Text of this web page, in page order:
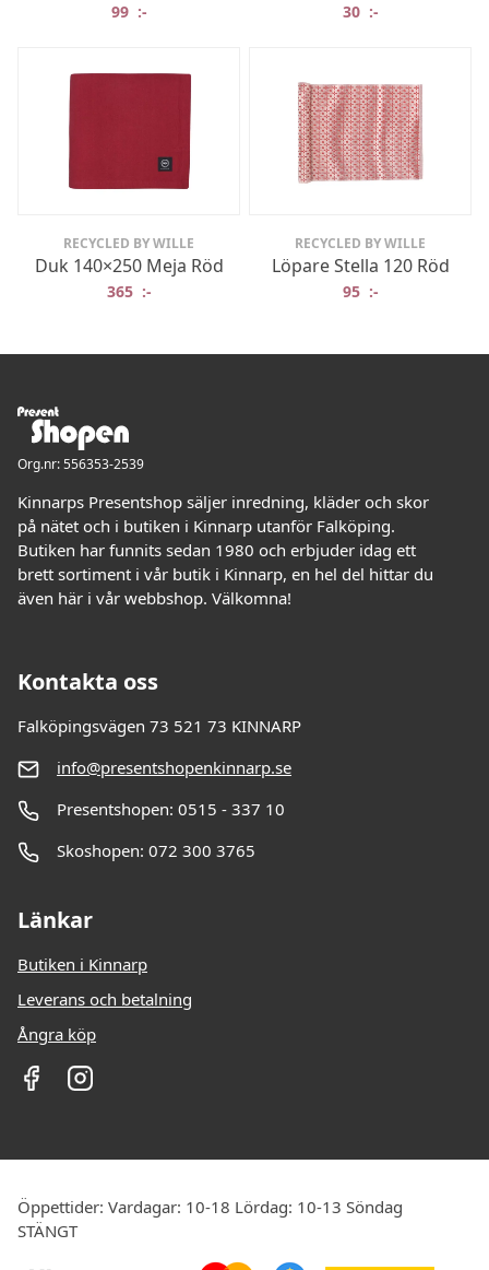
99 :- 30 :-
RECYCLED BY WILLE
Duk 140×250 Meja Röd
365 :-
RECYCLED BY WILLE
Löpare Stella 120 Röd
95 :-
Org.nr: 556353-2539
Kinnarps Presentshop säljer inredning, kläder och skor
på nätet och i butiken i Kinnarp utanför Falköping.
Butiken har funnits sedan 1980 och erbjuder idag ett
brett sortiment i vår butik i Kinnarp, en hel del hittar du
även här i vår webbshop. Välkomna!
Kontakta oss
Falköpingsvägen 73 521 73 KINNARP
info@presentshopenkinnarp.se
Presentshopen: 0515 - 337 10
Skoshopen: 072 300 3765
Länkar
Butiken i Kinnarp
Leverans och betalning
Ångra köp
Öppettider: Vardagar: 10-18 Lördag: 10-13 Söndag
STÄNGT